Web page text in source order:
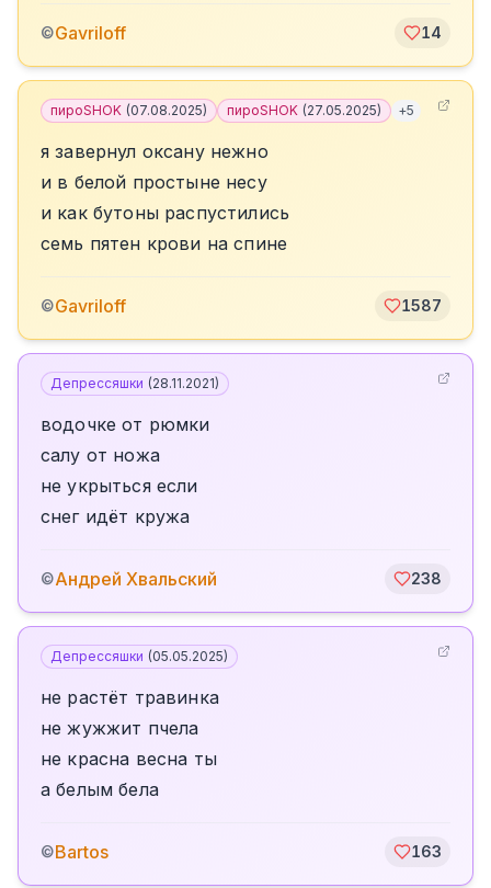
©Gavriloff 14
пироSHOK (07.08.2025) пироSHOK (27.05.2025) +5
я завернул оксану нежно
и в белой простыне несу
и как бутоны распустились
семь пятен крови на спине
©Gavriloff 1587
Депрессяшки (28.11.2021)
водочке от рюмки
салу от ножа
не укрыться если
снег идёт кружа
©Андрей Хвальский 238
Депрессяшки (05.05.2025)
не растёт травинка
не жужжит пчела
не красна весна ты
а белым бела
©Bartos 163